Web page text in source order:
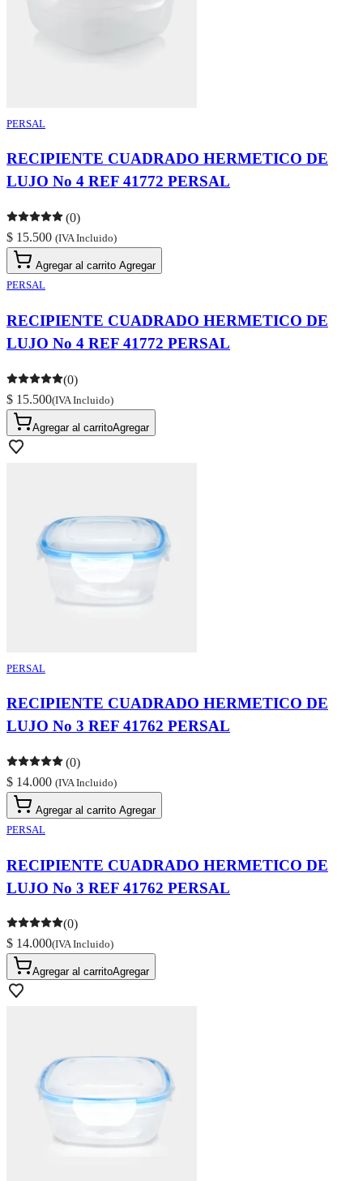
PERSAL
RECIPIENTE CUADRADO HERMETICO DE
LUJO No 4 REF 41772 PERSAL
(0)
$ 15.500 (IVA Incluido)
Agregar al carrito Agregar
PERSAL
RECIPIENTE CUADRADO HERMETICO DE
LUJO No 4 REF 41772 PERSAL
(0)
$ 15.500(IVA Incluido)
Agregar al carritoAgregar
PERSAL
RECIPIENTE CUADRADO HERMETICO DE
LUJO No 3 REF 41762 PERSAL
(0)
$ 14.000 (IVA Incluido)
Agregar al carrito Agregar
PERSAL
RECIPIENTE CUADRADO HERMETICO DE
LUJO No 3 REF 41762 PERSAL
(0)
$ 14.000(IVA Incluido)
Agregar al carritoAgregar